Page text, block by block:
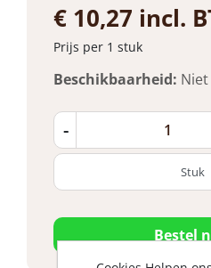
€ 10,27 incl.
Prijs per 1 stuk
Beschikbaarheid:
-
Bestel